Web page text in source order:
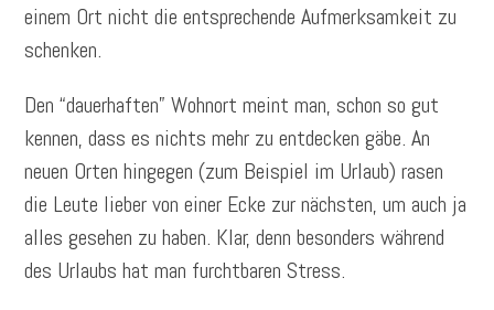
einem Ort nicht die entsprechende Aufmerksamkeit zu
schenken.
Den “dauerhaften” Wohnort meint man, schon so gut
kennen, dass es nichts mehr zu entdecken gäbe. An
neuen Orten hingegen (zum Beispiel im Urlaub) rasen
die Leute lieber von einer Ecke zur nächsten, um auch ja
alles gesehen zu haben. Klar, denn besonders während
des Urlaubs hat man furchtbaren Stress.